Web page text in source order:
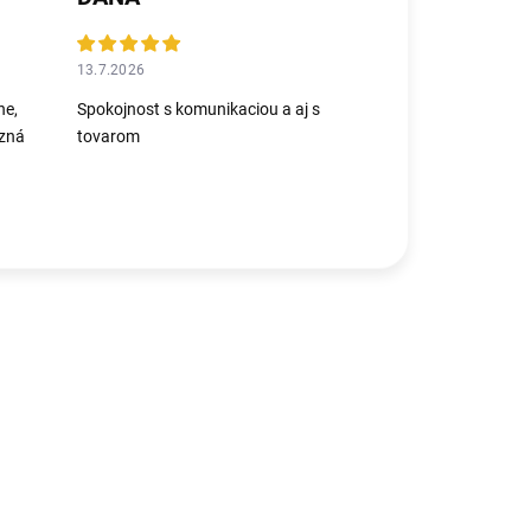
13.7.2026
Spokojnost s komunikaciou a aj s
tovarom